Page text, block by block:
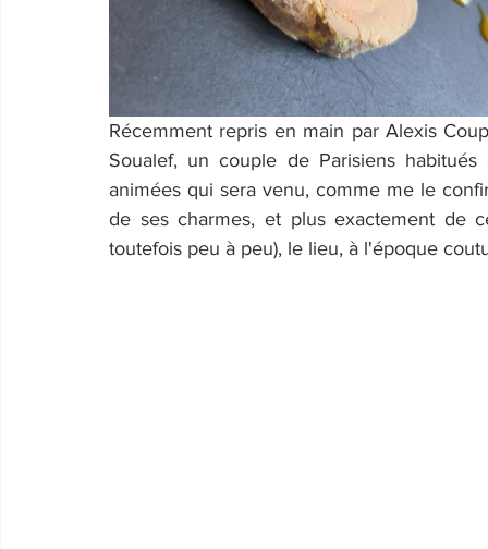
Récemment repris en main par Alexis
Soualef, un couple de Parisiens
animées qui sera venu, comme me le
de ses charmes, et plus exactement de
toutefois peu à peu), le lieu, à l'époque